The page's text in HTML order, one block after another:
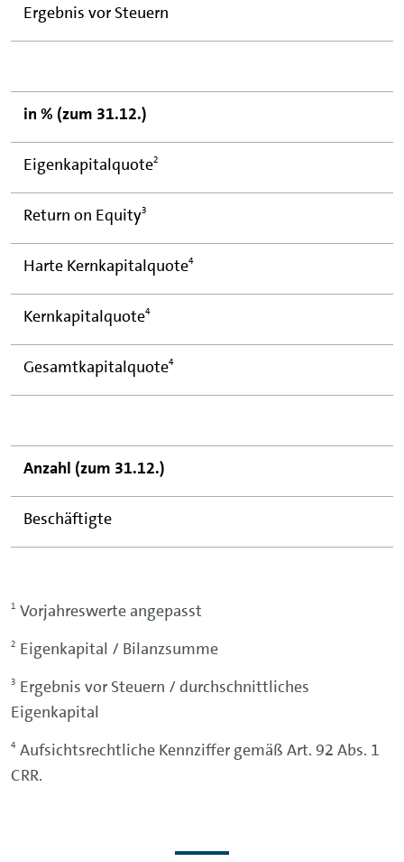
Ergebnis vor Steuern
in % (zum 31.12.)
Eigenkapitalquote2
Return on Equity3
Harte Kernkapitalquote4
Kernkapitalquote4
Gesamtkapitalquote4
Anzahl (zum 31.12.)
Beschäftigte
1 Vorjahreswerte angepasst
2 Eigenkapital / Bilanzsumme
3 Ergebnis vor Steuern / durchschnittliches
Eigenkapital
4 Aufsichtsrechtliche Kennziffer gemäß Art. 92 Abs. 1
CRR.